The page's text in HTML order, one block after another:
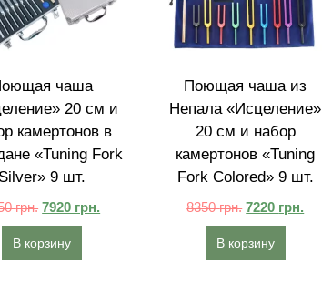
чаша
20 см и
камертонов в
«Tuning Fork
Silver» 9 шт.
грн. 7920 грн.
В корзину
Поющая чаша из
Непала «Исцеление»
20 см и набор
камертонов «Tuning
Fork Colored» 9 шт.
8350грн. 7220 грн.
В корзину